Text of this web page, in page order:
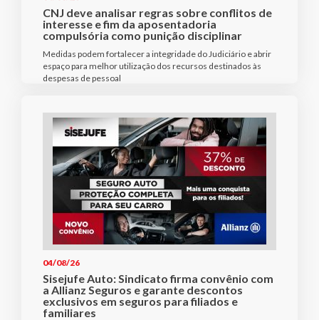
CNJ deve analisar regras sobre conflitos de
interesse e fim da aposentadoria
compulsória como punição disciplinar
Medidas podem fortalecer a integridade do Judiciário e abrir
espaço para melhor utilização dos recursos destinados às
despesas de pessoal
04/08/26
Sisejufe Auto: Sindicato firma convênio com
a Allianz Seguros e garante descontos
exclusivos em seguros para filiados e
familiares